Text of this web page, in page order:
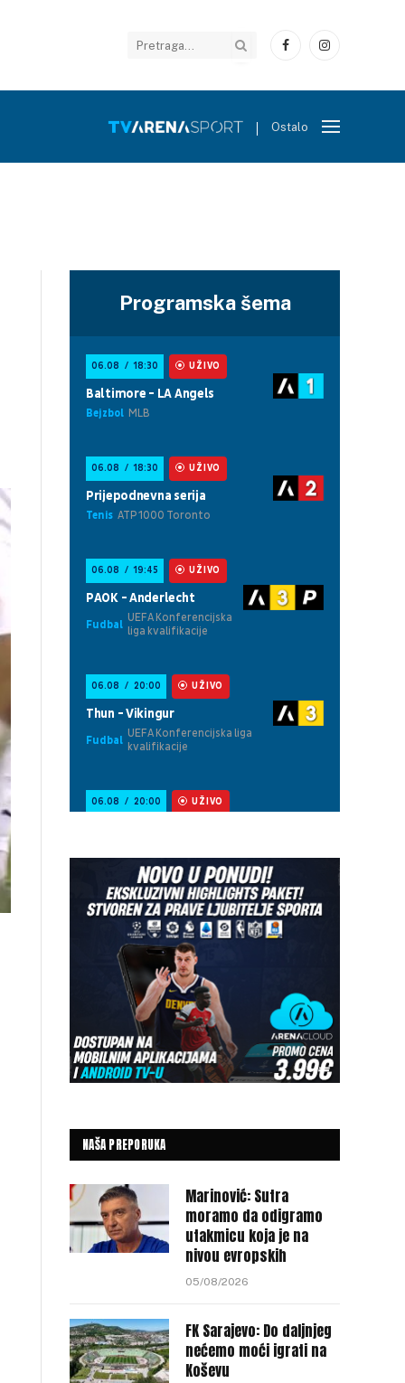
FacebookInstagram
Ostalo
Programska šema
NAŠA PREPORUKA
Marinović: Sutra
moramo da odigramo
utakmicu koja je na
nivou evropskih
05/08/2026
FK Sarajevo: Do daljnjeg
nećemo moći igrati na
Koševu